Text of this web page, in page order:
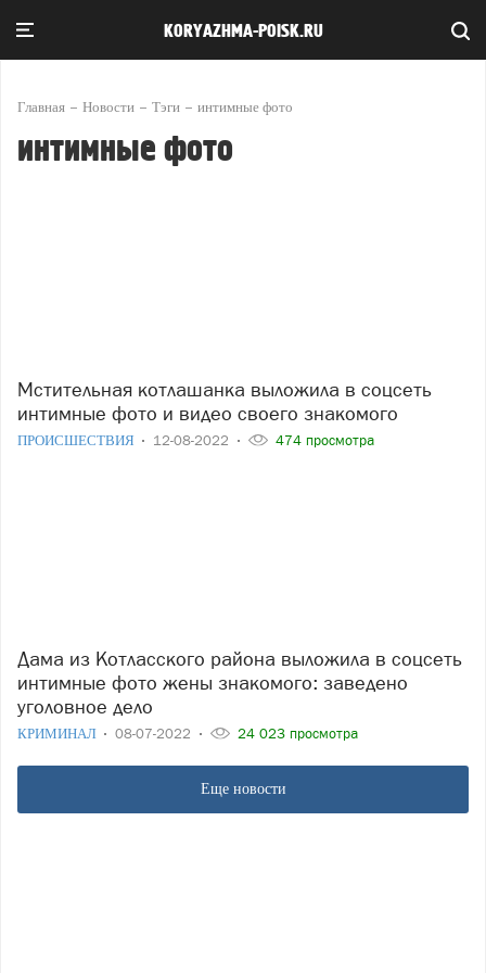
KORYAZHMA-POISK.RU
Главная Новости Тэги интимные фото
интимные фото
Мстительная котлашанка выложила в соцсеть
интимные фото и видео своего знакомого
ПРОИСШЕСТВИЯ 12-08-2022 474 просмотра
Дама из Котласского района выложила в соцсеть
интимные фото жены знакомого: заведено
уголовное дело
КРИМИНАЛ 08-07-2022 24 023 просмотра
Еще новости